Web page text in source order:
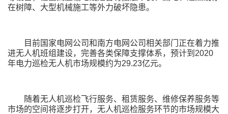
在树障、大型机械施工等外力破坏隐患。
目前国家电网公司和南方电网公司相关部门正在着力推
进无人机班组建设，完善各类保障支撑体系，预计到2020
年电力巡检无人机市场规模约为29.23亿元。
随着无人机巡检飞行服务、租赁服务、维修保养服务等
市场的空间将逐步打开，无人机巡检服务环节的市场规模大